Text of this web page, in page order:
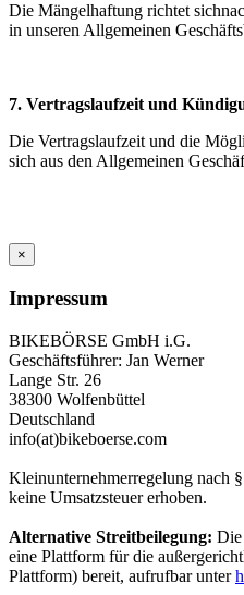
Die Mängelhaftung richtet
in unseren Allgemeinen
7. Vertragslaufzeit und
Die Vertragslaufzeit und die
sich aus den Allgemeinen
×
Impressum
BIKEBÖRSE GmbH i.G.
Geschäftsführer: Jan Werner
Lange Str. 26
38300 Wolfenbüttel
Deutschland
info(at)bikeboerse.com
Kleinunternehmerregelung nach
keine Umsatzsteuer erhoben.
Alternative Streitbeilegung: Die
eine Plattform für die
Plattform) bereit, aufrufbar unter